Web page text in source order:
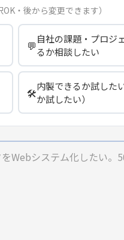
・後から変更できます）
💬自社の課題・プロジ
るか相談したい
🛠️内製できるか試した
か試したい）